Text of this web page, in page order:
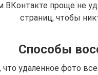
ВКонтакте проще не
страниц, чтобы
Способы
что удаленное фото